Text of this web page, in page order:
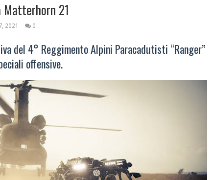
Matterhorn 21
2021 0
del 4° Reggimento Alpini Paracadutisti “Ranger”
offensive.